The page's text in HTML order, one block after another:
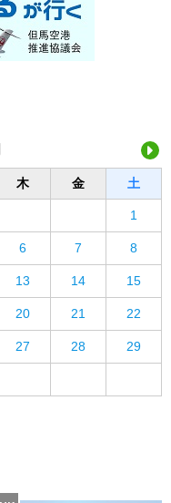
木 金 土
1
6 7 8
13 14 15
20 21 22
27 28 29